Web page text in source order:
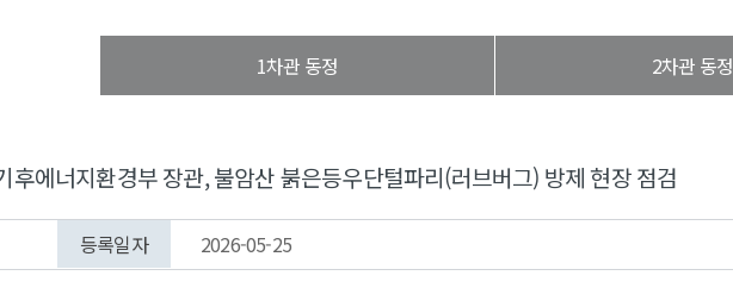
1차관 동정 2차관 동정
후에너지환경부 장관, 불암산 붉은등우단털파리(러브버그) 방제 현장 점검
등록일자 2026-05-25